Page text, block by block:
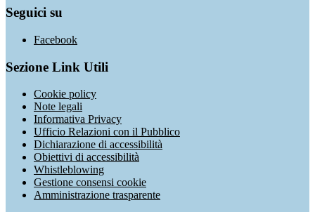
Seguici su
Facebook
Sezione Link Utili
Cookie policy
Note legali
Informativa Privacy
Ufficio Relazioni con il Pubblico
Dichiarazione di accessibilità
Obiettivi di accessibilità
Whistleblowing
Gestione consensi cookie
Amministrazione trasparente